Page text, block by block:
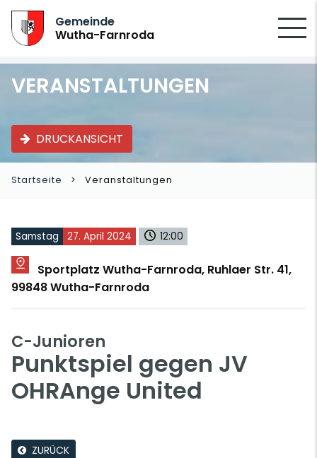
Gemeinde
Wutha-Farnroda
VERANSTALTUNGEN
DRUCKANSICHT
Startseite Veranstaltungen
Samstag 27. April 2024 12:00
Sportplatz Wutha-Farnroda, Ruhlaer Str. 41,
99848 Wutha-Farnroda
C-Junioren
Punktspiel gegen JV
OHRAnge United
ZURÜCK